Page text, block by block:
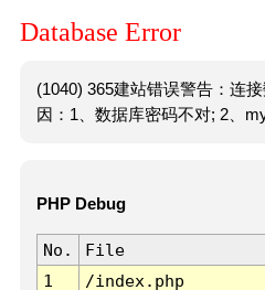
Database Error
(1040) 365建站错误警告：连
因：1、数据库密码不对; 2、
PHP Debug
No. File
1
/index.php